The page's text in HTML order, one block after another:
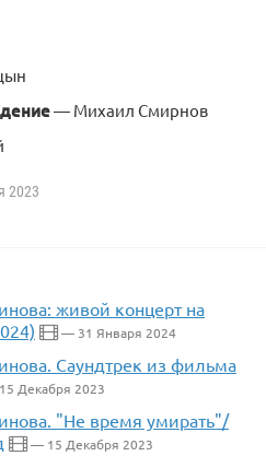
— Михаил Смирнов
2023
живой концерт на
— 31 Января 2024
Саундтрек из фильма
Декабря 2023
"Не время умирать"/
— 15 Декабря 2023